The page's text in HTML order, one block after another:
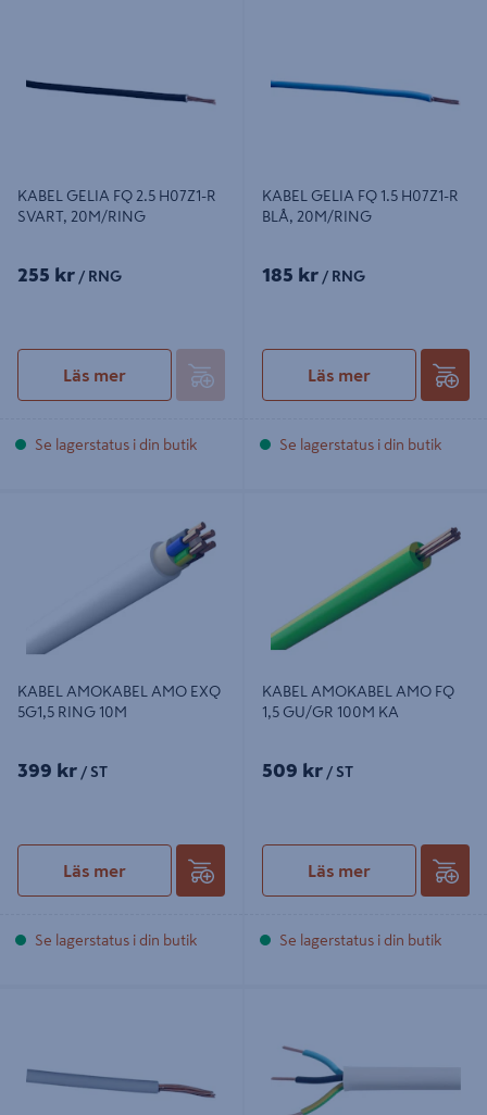
KABEL GELIA FQ 2.5 H07Z1-R
SVART, 20M/RING
255 kr / RNG
Läs mer
Se lagerstatus i din butik
KABEL GELIA FQ 1.5 H07Z1-R
BLÅ, 20M/RING
185 kr / RNG
Läs mer
Se lagerstatus i din butik
KABEL AMOKABEL AMO EXQ
5G1,5 RING 10M
399 kr / ST
Läs mer
Se lagerstatus i din butik
KABEL AMOKABEL AMO FQ
1,5 GU/GR 100M KA
509 kr / ST
Läs mer
Se lagerstatus i din butik